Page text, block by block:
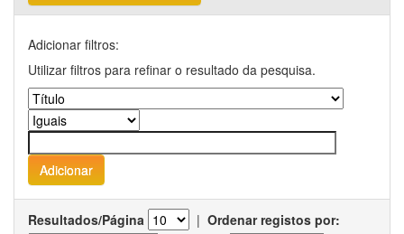
Adicionar filtros:
Utilizar filtros para refinar o resultado da pesquisa.
Resultados/Página | Ordenar registos por: